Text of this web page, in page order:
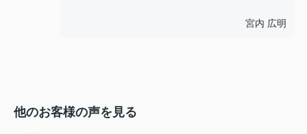
宮内 広明
他のお客様の声を見る